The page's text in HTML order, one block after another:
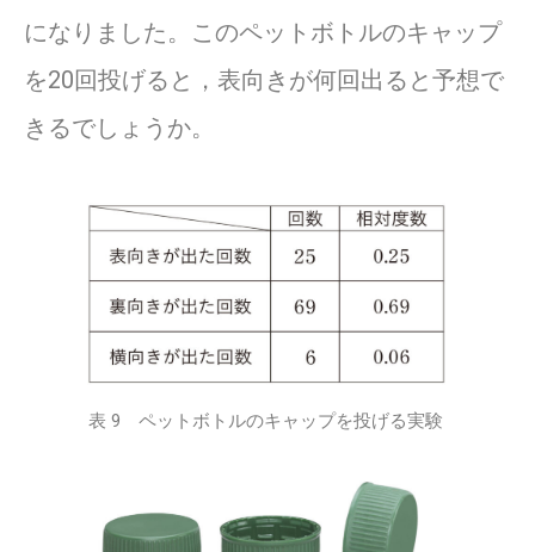
になりました。このペットボトルのキャップ
を20回投げると，表向きが何回出ると予想で
きるでしょうか。
表 9 ペットボトルのキャップを投げる実験